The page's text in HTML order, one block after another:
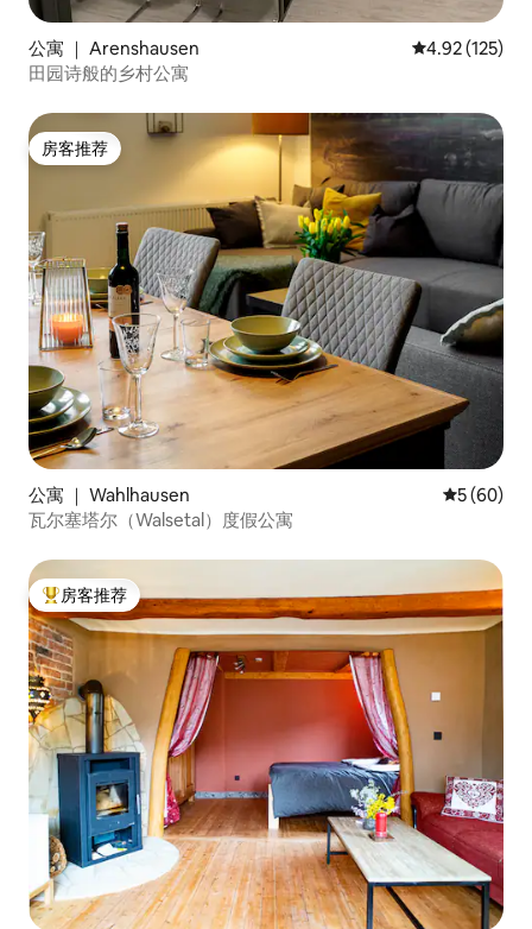
公寓 ｜ Arenshausen 平均评分 4.92
4.92 (125)
田园诗般的乡村公寓
房客推荐
房客推荐
公寓 ｜ Wahlhausen 平均评分
5 (60)
瓦尔塞塔尔（Walsetal）度假公寓
热门「房客推荐」
房客推荐